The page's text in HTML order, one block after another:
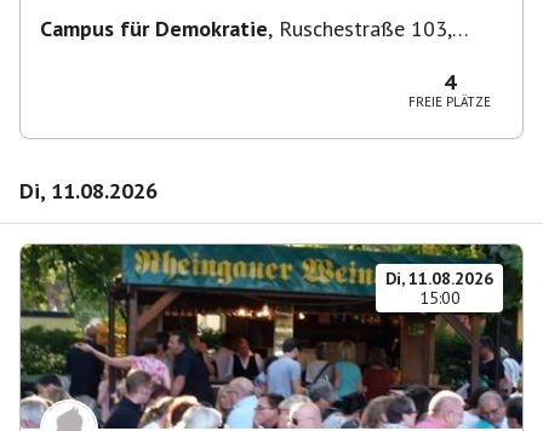
Campus für Demokratie, Ruschestraße 103,
4
FREIE PLÄTZE
Di, 11.08.2026
Di, 11.08.2026
15:00